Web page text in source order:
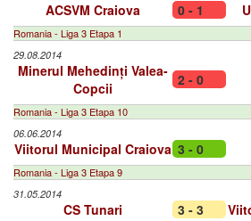
ACSVM Craiova 0 - 1
Romania - Liga 3 Etapa 1
29.08.2014
Minerul Mehedinți Valea-
Copcii
2 - 0
Romania - Liga 3 Etapa 10
06.06.2014
Viitorul Municipal Craiova 3 - 0
Romania - Liga 3 Etapa 9
31.05.2014
CS Tunari 3 - 3